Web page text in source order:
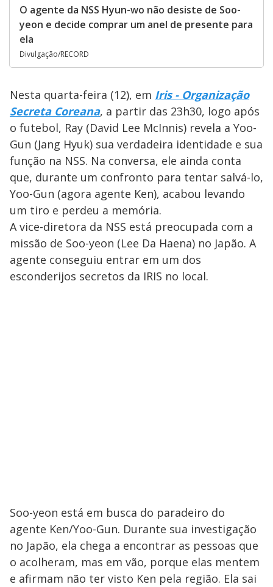
O agente da NSS Hyun-wo não desiste de Soo-
yeon e decide comprar um anel de presente para
ela
Divulgação/RECORD
Nesta quarta-feira (12), em Iris - Organização
Secreta Coreana, a partir das 23h30, logo após
o futebol, Ray (David Lee McInnis) revela a Yoo-
Gun (Jang Hyuk) sua verdadeira identidade e sua
função na NSS. Na conversa, ele ainda conta
que, durante um confronto para tentar salvá-lo,
Yoo-Gun (agora agente Ken), acabou levando
um tiro e perdeu a memória.
A vice-diretora da NSS está preocupada com a
missão de Soo-yeon (Lee Da Haena) no Japão. A
agente conseguiu entrar em um dos
esconderijos secretos da IRIS no local.
Soo-yeon está em busca do paradeiro do
agente Ken/Yoo-Gun. Durante sua investigação
no Japão, ela chega a encontrar as pessoas que
o acolheram, mas em vão, porque elas mentem
e afirmam não ter visto Ken pela região. Ela sai